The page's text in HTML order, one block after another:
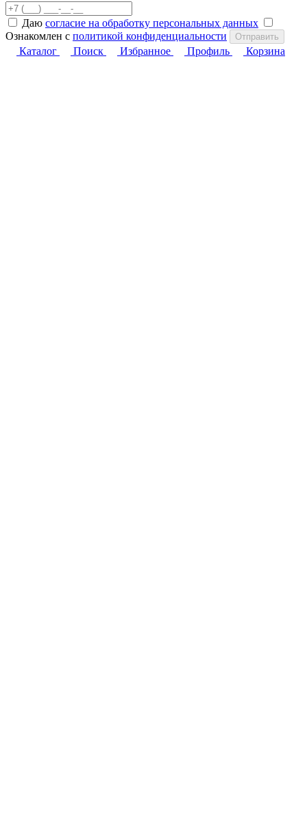
Даю согласие на обработку персональных данных
Ознакомлен с политикой конфиденциальности Отправить
Каталог Поиск Избранное Профиль Корзина